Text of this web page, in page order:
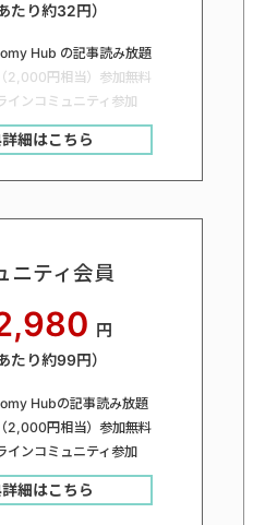
たり約32円）
Hub の記事読み放題
2,000円相当）参加無料
インコミュニティ参加
細はこちら
ニティ会員
円
たり約99円）
Hubの記事読み放題
2,000円相当）参加無料
インコミュニティ参加
細はこちら